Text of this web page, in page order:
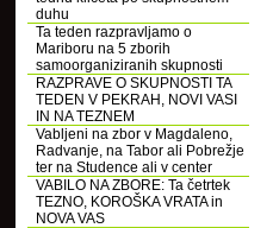
duhu
Ta teden razpravljamo o
Mariboru na 5 zborih
samoorganiziranih skupnosti
RAZPRAVE O SKUPNOSTI TA
TEDEN V PEKRAH, NOVI VASI
IN NA TEZNEM
Vabljeni na zbor v Magdaleno,
Radvanje, na Tabor ali Pobrežje
ter na Studence ali v center
VABILO NA ZBORE: Ta četrtek
TEZNO, KOROŠKA VRATA in
NOVA VAS